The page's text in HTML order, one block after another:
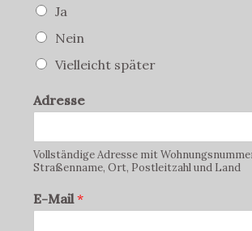
Ja
Nein
Vielleicht später
Adresse
Vollständige Adresse mit
Straßenname, Ort, Postleitzahl und Land
E-Mail*